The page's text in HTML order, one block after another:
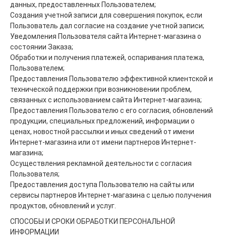
данных, предоставленных Пользователем;
Создания учетной записи для совершения покупок, если
Пользователь дал согласие на создание учетной записи;
Уведомления Пользователя сайта Интернет-магазина о
состоянии Заказа;
Обработки и получения платежей, оспаривания платежа,
Пользователем;
Предоставления Пользователю эффективной клиентской и
технической поддержки при возникновении проблем,
связанных с использованием сайта Интернет-магазина;
Предоставления Пользователю с его согласия, обновлений
продукции, специальных предложений, информации о
ценах, новостной рассылки и иных сведений от имени
Интернет-магазина или от имени партнеров Интернет-
магазина;
Осуществления рекламной деятельности с согласия
Пользователя;
Предоставления доступа Пользователю на сайты или
сервисы партнеров Интернет-магазина с целью получения
продуктов, обновлений и услуг.
СПОСОБЫ И СРОКИ ОБРАБОТКИ ПЕРСОНАЛЬНОЙ
ИНФОРМАЦИИ